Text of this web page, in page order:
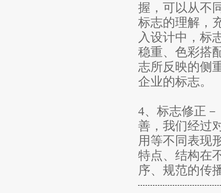
握，可以从不
标志的理解，
入设计中，标
稳重、色彩搭
志所反映的侧
企业的标志。
4、标志修正
善，我们经过
用等不同表现
特点、结构在
序、规范的传